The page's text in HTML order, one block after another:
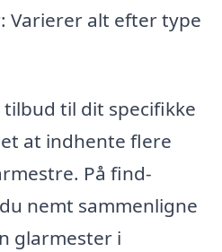
Varierer alt efter type
til dit specifikke
at indhente flere
På find-
nemt sammenligne
glarmester i